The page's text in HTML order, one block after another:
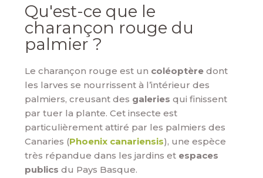
Qu'est-ce que le
charançon rouge du
palmier ?
Le charançon rouge est un coléoptère dont
les larves se nourrissent à l’intérieur des
palmiers, creusant des galeries qui finissent
par tuer la plante. Cet insecte est
particulièrement attiré par les palmiers des
Canaries (Phoenix canariensis), une espèce
très répandue dans les jardins et espaces
publics du Pays Basque.